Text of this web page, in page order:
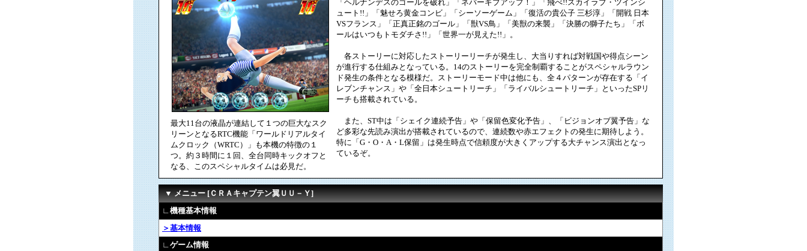
最大11台の液晶が連結して１つの巨大なスク
リーンとなるRTC機能「ワールドリアルタイ
ムクロック（WRTC）」も本機の特徴の１
つ。約３時間に１回、全台同時キックオフと
なる、このスペシャルタイムは必見だ。
「ヘルナンデスのゴールを破れ」「ネバーギブアップ！」「飛べ!!スカイラブ・ツインシ
ュート!!」「魅せろ黄金コンビ」「シーソーゲーム」「復活の貴公子 三杉淳」「開戦 日本
VSフランス」「正真正銘のゴール」「獣VS鳥」「美獣の来襲」「決勝の獅子たち」「ボ
ールはいつもトモダチさ!!」「世界一が見えた!!」。
各ストーリーに対応したストーリーリーチが発生し、大当りすれば対戦国や得点シーン
が進行する仕組みとなっている。14のストーリーを完全制覇することがスペシャルラウン
ド発生の条件となる模様だ。ストーリーモード中は他にも、全４パターンが存在する「イ
レブンチャンス」や「全日本シュートリーチ」「ライバルシュートリーチ」といったSPリ
ーチも搭載されている。
また、ST中は「シェイク連続予告」や「保留色変化予告」、「ビジョンオブ翼予告」な
ど多彩な先読み演出が搭載されているので、連続数や赤エフェクトの発生に期待しよう。
特に「G・O・A・L保留」は発生時点で信頼度が大きくアップする大チャンス演出となっ
ているぞ。
▼ メニュー [ＣＲＡキャプテン翼ＵＵ－Ｙ]
∟機種基本情報
＞基本情報
∟ゲーム情報